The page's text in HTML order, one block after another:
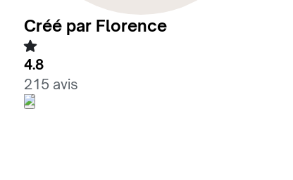
Créé par Florence
4.8
215 avis